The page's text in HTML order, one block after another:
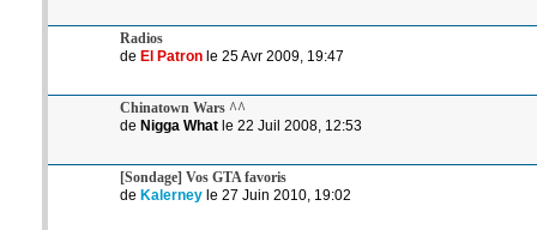
Radios
de El Patronle 25 Avr 2009, 19:47
Chinatown Wars ^^
de Nigga Whatle 22 Juil 2008, 12:53
[Sondage] Vos GTA favoris
de Kalerneyle 27 Juin 2010, 19:02